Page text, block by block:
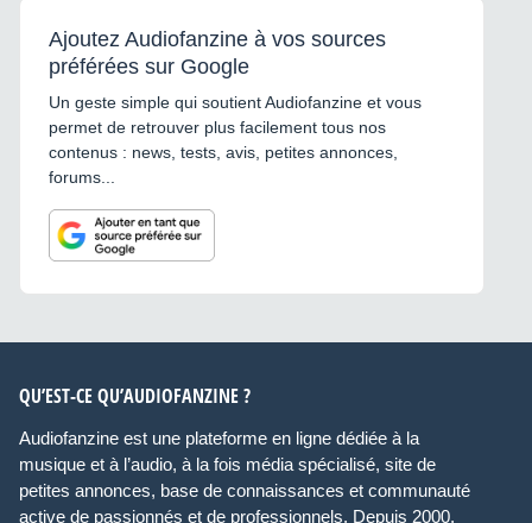
Ajoutez Audiofanzine à vos sources
préférées sur Google
Un geste simple qui soutient Audiofanzine et vous
permet de retrouver plus facilement tous nos
contenus : news, tests, avis, petites annonces,
forums...
QU’EST-CE QU’AUDIOFANZINE ?
Audiofanzine est une plateforme en ligne dédiée à la
musique et à l’audio, à la fois média spécialisé, site de
petites annonces, base de connaissances et communauté
active de passionnés et de professionnels. Depuis 2000,